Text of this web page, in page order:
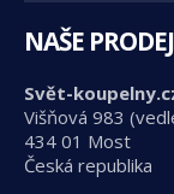
NAŠE
Svět-
Višňová 983
434 01 Most
Česká republika